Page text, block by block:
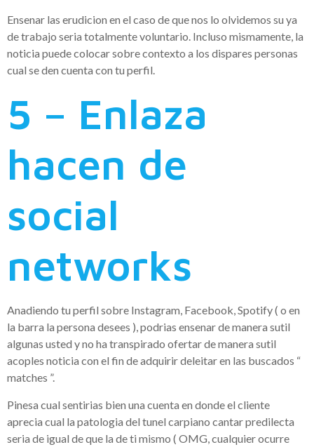
Ensenar las erudicion en el caso de que nos lo olvidemos su ya
de trabajo seri­a totalmente voluntario. Incluso mismamente, la
noticia puede colocar sobre contexto a los dispares personas
cual se den cuenta con tu perfil.
5 – Enlaza
hacen de
social
networks
Anadiendo tu perfil sobre Instagram, Facebook, Spotify ( o en
la barra la persona desees ), podrias ensenar de manera sutil
algunas usted y no ha transpirado ofertar de manera sutil
acoples noticia con el fin de adquirir deleitar en las buscados “
matches ”.
Pinesa cual sentirias bien una cuenta en donde el cliente
aprecia cual la patologi­a del tunel carpiano cantar predilecta
seri­a de igual de que la de ti mismo ( OMG, cualquier ocurre